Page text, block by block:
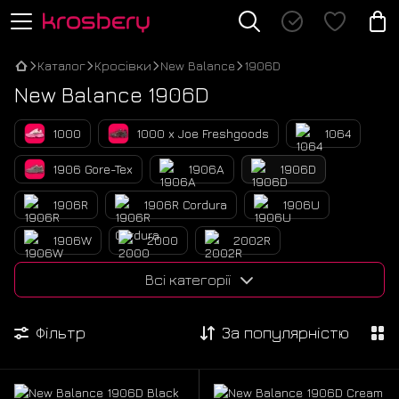
Каталог Кросівки New Balance 1906D
New Balance 1906D
1000 1000 x Joe Freshgoods 1064
1906 Gore-Tex 1906A 1906D
1906R 1906R Cordura 1906U
1906W 2000 2002R
2010
530 x Miu Miu 574
574 x Miu Miu
Всі категорії
Фільтр За популярністю